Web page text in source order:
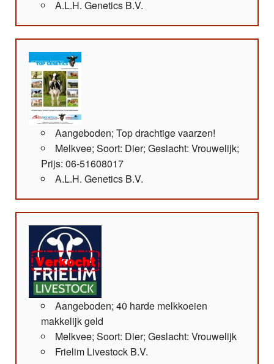
A.L.H. Genetics B.V.
Aangeboden; Top drachtige vaarzen!
Melkvee; Soort: Dier; Geslacht: Vrouwelijk;
Prijs: 06-51608017
A.L.H. Genetics B.V.
Aangeboden; 40 harde melkkoeien
makkelijk geld
Melkvee; Soort: Dier; Geslacht: Vrouwelijk
Frielim Livestock B.V.